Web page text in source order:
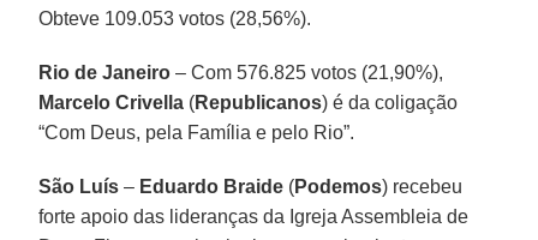
Obteve 109.053 votos (28,56%).
Rio de Janeiro – Com 576.825 votos (21,90%),
Marcelo Crivella (Republicanos) é da coligação
“Com Deus, pela Família e pelo Rio”.
São Luís – Eduardo Braide (Podemos) recebeu
forte apoio das lideranças da Igreja Assembleia de